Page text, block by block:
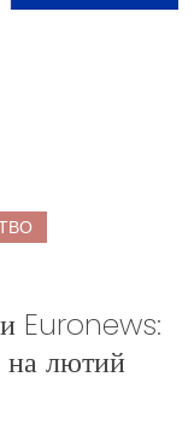
Euronews:
на лютий